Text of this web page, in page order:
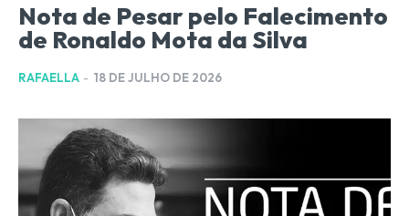
Nota de Pesar pelo Falecimento
de Ronaldo Mota da Silva
RAFAELLA - 18 DE JULHO DE 2026